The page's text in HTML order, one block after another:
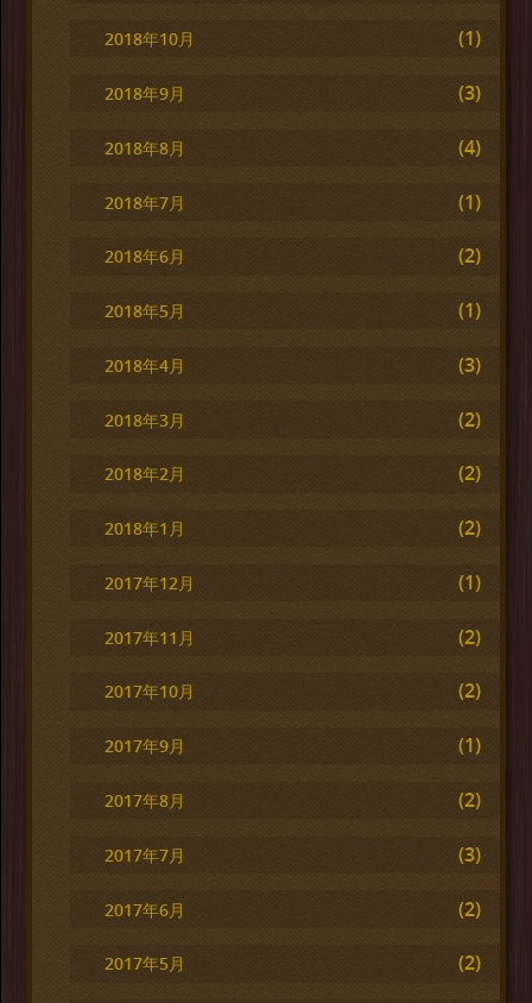
2018年10月 (1)
2018年9月 (3)
2018年8月 (4)
2018年7月 (1)
2018年6月 (2)
2018年5月 (1)
2018年4月 (3)
2018年3月 (2)
2018年2月 (2)
2018年1月 (2)
2017年12月 (1)
2017年11月 (2)
2017年10月 (2)
2017年9月 (1)
2017年8月 (2)
2017年7月 (3)
2017年6月 (2)
2017年5月 (2)